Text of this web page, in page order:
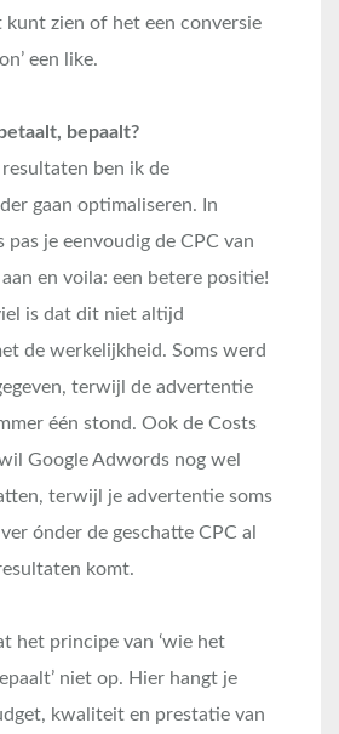
zien of het een conversie
een like.
bepaalt?
ben ik de
gaan optimaliseren. In
pas je eenvoudig de CPC van
en voila: een betere positie!
is dat dit niet altijd
de werkelijkheid. Soms werd
terwijl de advertentie
één stond. Ook de Costs
Google Adwords nog wel
terwijl je advertentie soms
ónder de geschatte CPC al
komt.
het principe van ‘wie het
niet op. Hier hangt je
kwaliteit en prestatie van